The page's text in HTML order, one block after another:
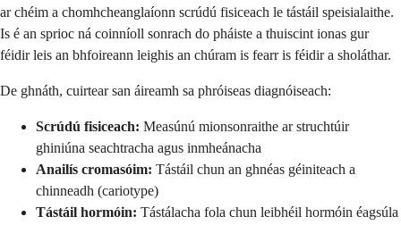
ar chéim a chomhcheanglaíonn scrúdú fisiceach le tástáil speisialaithe.
Is é an sprioc ná coinníoll sonrach do pháiste a thuiscint ionas gur
féidir leis an bhfoireann leighis an chúram is fearr is féidir a sholáthar.
De ghnáth, cuirtear san áireamh sa phróiseas diagnóiseach:
Scrúdú fisiceach: Measúnú mionsonraithe ar struchtúir
ghiniúna seachtracha agus inmheánacha
Anailís cromasóim: Tástáil chun an ghnéas géiniteach a
chinneadh (cariotype)
Tástáil hormóin: Tástálacha fola chun leibhéil hormóin éagsúla